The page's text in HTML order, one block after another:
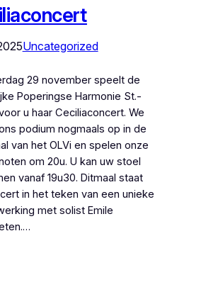
Uncategorized
29 november speelt de
Poperingse Harmonie St.-
u haar Ceciliaconcert. We
podium nogmaals op in de
van het OLVi en spelen onze
om 20u. U kan uw stoel
vanaf 19u30. Ditmaal staat
in het teken van een unieke
met solist Emile